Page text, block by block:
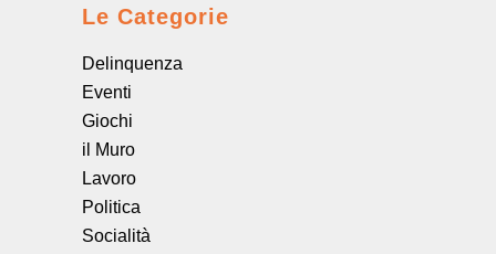
Le Categorie
Delinquenza
Eventi
Giochi
il Muro
Lavoro
Politica
Socialità